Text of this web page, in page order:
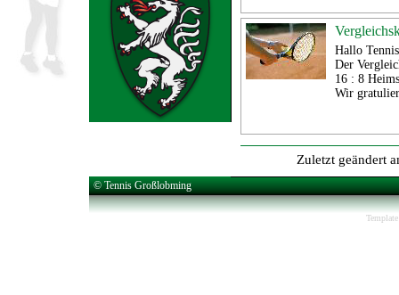
Hallo
Der
16 : 8
Wir
Zuletzt geändert
© Tennis Großlobming